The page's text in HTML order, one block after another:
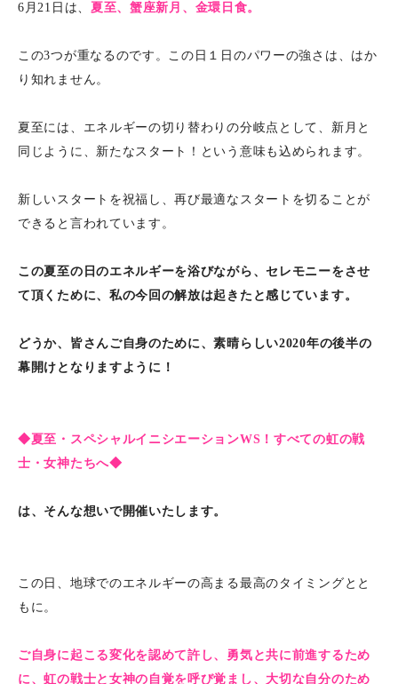
6月21日は、 夏至、蟹座新月、金環日食。
この3つが重なるのです。この日１日のパワーの強さは、はか
り知れません。
夏至には、エネルギーの切り替わりの分岐点として、新月と
同じように、新たなスタート！という意味も込められます。
新しいスタートを祝福し、再び最適なスタートを切ることが
できると言われています。
この夏至の日のエネルギーを浴びながら、セレモニーをさせ
て頂くために、私の今回の解放は起きたと感じています。
どうか、皆さんご自身のために、素晴らしい2020年の後半の
幕開けとなりますように！
◆夏至・スペシャルイニシエーションWS！すべての虹の戦
士・女神たちへ◆
は、そんな想いで開催いたします。
この日、地球でのエネルギーの高まる最高のタイミングとと
もに。
ご自身に起こる変化を認めて許し、勇気と共に前進するため
に、虹の戦士と女神の自覚を呼び覚まし、大切な自分のため